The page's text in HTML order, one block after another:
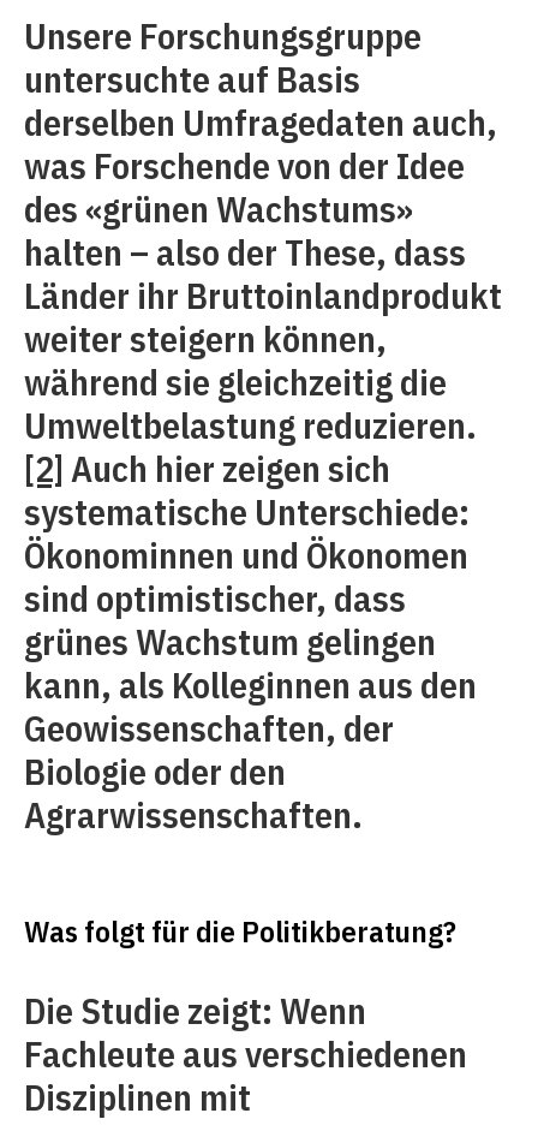
Unsere Forschungsgruppe
untersuchte auf Basis
derselben Umfragedaten auch,
was Forschende von der Idee
des «grünen Wachstums»
halten – also der These, dass
Länder ihr Bruttoinlandprodukt
weiter steigern können,
während sie gleichzeitig die
Umweltbelastung reduzieren.
[2] Auch hier zeigen sich
systematische Unterschiede:
Ökonominnen und Ökonomen
sind optimistischer, dass
grünes Wachstum gelingen
kann, als Kolleginnen aus den
Geowissenschaften, der
Biologie oder den
Agrarwissenschaften.
Was folgt für die Politikberatung?
Die Studie zeigt: Wenn
Fachleute aus verschiedenen
Disziplinen mit